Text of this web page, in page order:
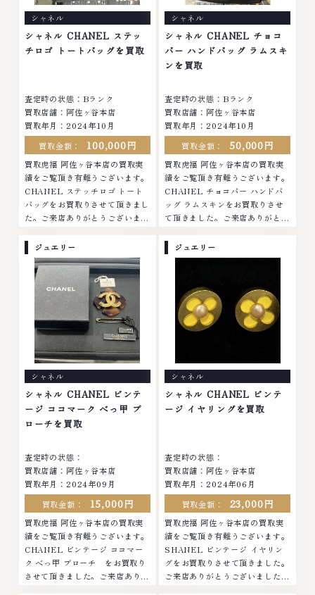
す。 古くて使わなくなってしま
ったアクセサリー、動かなくなっ
てしまった腕時計、多くのお品物
の高価買取りを実現しており、他
い。TEL: 0120-959-764営業
時間: 10:00～19:00定休日: 年中
無休
サリー、動かなくなってしまった
腕時計、多くのお品物の高価買取
りを実現しており、他店ではお値
段の付かなかったお品物でも、一
点一点丁寧に無料で査定します。
お気軽にご連絡ください。TEL:
～19:00定休日: 年中無休
シャネル
シャネル CHANEL ステッ
チロゴ トートバッグを買取
査定時の状態：Bランク
買取店舗：阿佐ヶ谷本店
買取年月：2024年10月
買取金額：
100,000円
買取虎福 阿佐ヶ谷本店の買取実
績をご覧頂き有難うございます。
CHANEL ステッチロゴ トート
バッグをお買取りさせて頂きまし
た。ご来店ありがとうございまし
ラチナ ダイヤモンド ブランド品
ブランド衣類 お酒買取りのこと
なら、お任せください。なかでも
金・プラチナ等のアクセサリー・
貴金属・宝石・ダイヤモンド・ジ
ュエリーや ブランド品・時計等
は特に自信を持って、高額査定を
実現しております。 古くて使わ
なくなってしまったアクセサリ
ー、動かなくなってしまった腕時
計、多くのお品物の高価買取りを
実現しており、他店ではお値段の
付かなかったお品物でも、一点一
点丁寧に無料で査定します。お気
軽にご連絡ください。TEL:
～19:00定休日: 年中無休
シャネル
シャネル CHANEL チョコ
バー ハンドバッグ ラムスキ
ンを買取
査定時の状態：Bランク
買取店舗：阿佐ヶ谷本店
買取年月：2024年10月
買取金額：
50,000円
買取虎福 阿佐ヶ谷本店の買取実
績をご覧頂き有難うございます。
CHANEL チョコバー ハンドバ
ッグ ラムスキンをお買取りさせ
て頂きました。ご来店ありがとう
へ挑戦金 プラチナ ダイヤモンド
ブランド品 ブランド衣類 お酒買
い。なかでも金・プラチナ等のア
クセサリー・貴金属・宝石・ダイ
ヤモンド・ジュエリーや ブラン
ド品・時計等は特に自信を持っ
ったアクセサリー、動かなくなっ
てしまった腕時計、多くのお品物
の高価買取りを実現しており、他
店ではお値段の付かなかったお品
時間: 10:00～19:00定休日: 年中
無休
ジュエリー
シャネル
シャネル CHANEL ビンテ
ージ ココマーク べっ甲 ブ
ローチを買取
査定時の状態：
買取店舗：阿佐ヶ谷本店
買取年月：2024年09月
買取金額：
15,000円
買取虎福 阿佐ヶ谷本店の買取実
績をご覧頂き有難うございます。
CHANEL ビンテージ ココマー
ク べっ甲 ブローチ をお買取り
させて頂きました。ご来店ありが
ジュエリー
シャネル
シャネル CHANEL ビンテ
ージ イヤリングを買取
査定時の状態：
買取店舗：阿佐ヶ谷本店
買取年月：2024年06月
買取金額：
23,000円
買取虎福 阿佐ヶ谷本店の買取実
績をご覧頂き有難うございます。
SHANEL ビンテージ イヤリン
グをお買取りさせて頂きました。
ご来店ありがとうございました。